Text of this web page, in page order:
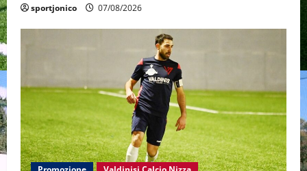
sportjonico 07/08/2026